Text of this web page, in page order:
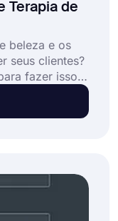
Terapia de
beleza e os
seus clientes?
fazer isso.
para seus
de